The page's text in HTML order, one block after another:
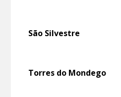
São Silvestre
Torres do Mondego